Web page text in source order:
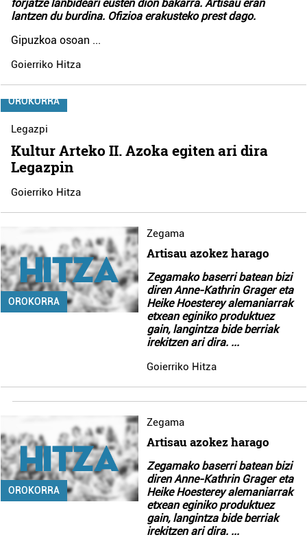
forjatze lanbideari eusten dion bakarra. Artisau eran
lantzen du burdina. Ofizioa erakusteko prest dago.
Gipuzkoa osoan ...
Goierriko Hitza
OROKORRA
Legazpi
Kultur Arteko II. Azoka egiten ari dira
Legazpin
Goierriko Hitza
OROKORRA
Zegama
Artisau azokez harago
Zegamako baserri batean bizi
diren Anne-Kathrin Grager eta
Heike Hoesterey alemaniarrak
etxean eginiko produktuez
gain, langintza bide berriak
irekitzen ari dira. ...
Goierriko Hitza
OROKORRA
Zegama
Artisau azokez harago
Zegamako baserri batean bizi
diren Anne-Kathrin Grager eta
Heike Hoesterey alemaniarrak
etxean eginiko produktuez
gain, langintza bide berriak
irekitzen ari dira. ...